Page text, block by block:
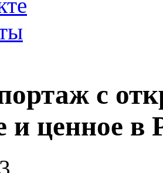
с
и ценное в